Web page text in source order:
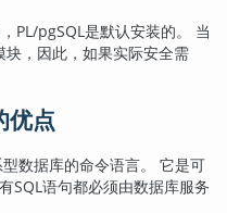
PL/pgSQL 是默认安装的。 当
，因此，如果实际安全需
优点
数据库的命令语言。 它是可
SQL语句都必须由数据库服务